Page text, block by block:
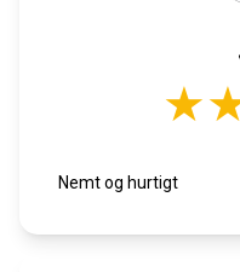
Nemt og hurtigt